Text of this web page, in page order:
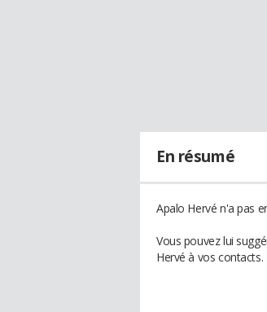
En résumé
Apalo Hervé n'a pas
Vous pouvez lui
Hervé à vos contacts.